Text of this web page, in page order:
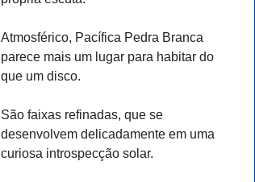
Atmosférico, Pacífica Pedra Branca
parece mais um lugar para habitar do
que um disco.
São faixas refinadas, que se
desenvolvem delicadamente em uma
curiosa introspecção solar.